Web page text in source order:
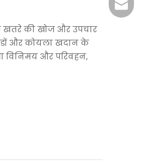
खतरे की खोज और उपचार
और कोयला खदान के
विनिमय और परिवहन,
+86-